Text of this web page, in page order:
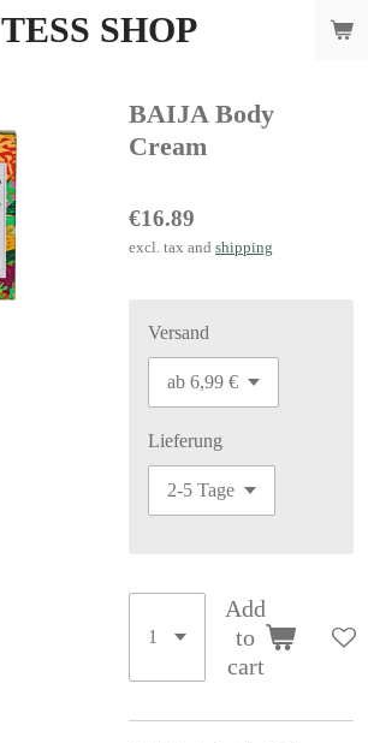
TESS SHOP
BAIJA Body
Cream
€16.89
excl. tax and shipping
Versand
Lieferung
Add
to
cart